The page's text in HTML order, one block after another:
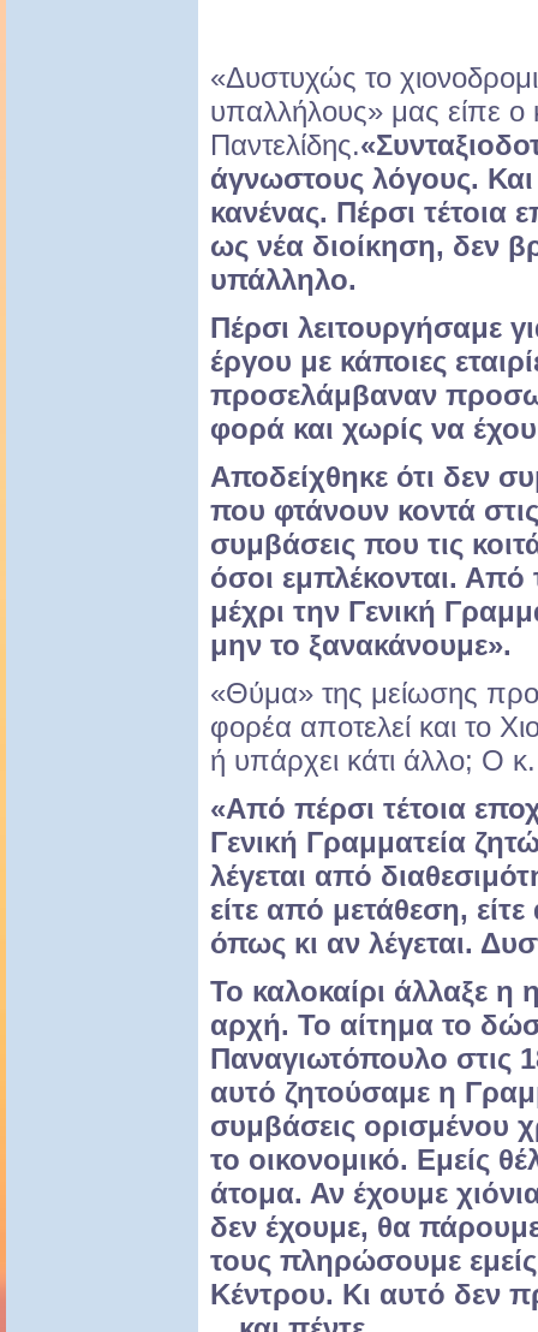
«Δυστυχώς το
υπαλλήλους» μας είπε ο
Παντελίδης.
άγνωστους λόγους. Και
κανένας. Πέρσι
ως νέα διοίκηση, δεν
υπάλληλο.
Πέρσι λειτουργήσαμε
έργου με κάποιες
προσελάμβαναν
φορά και χωρίς να
Αποδείχθηκε ότι δεν
που φτάνουν κοντά
συμβάσεις που τις
όσοι εμπλέκονται. Από
μέχρι την Γενική
μην το ξανακάνουμε».
«Θύμα» της μείωσης
φορέα αποτελεί και το
ή υπάρχει κάτι άλλο; Ο
«Από πέρσι τέτοια
Γενική Γραμματεία
λέγεται από
είτε από μετάθεση,
όπως κι αν λέγεται.
Το καλοκαίρι άλλαξε η
αρχή. Το αίτημα το
Παναγιωτόπουλο στις
αυτό ζητούσαμε η
συμβάσεις ορισμένου
το οικονομικό. Εμείς
άτομα. Αν έχουμε
δεν έχουμε, θα
τους πληρώσουμε
Κέντρου. Κι αυτό δεν